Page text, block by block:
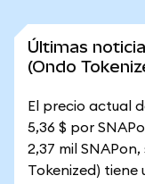
Últimas
(Ondo
El precio actual
5,36 $ por
2,37 mil
Tokenized)